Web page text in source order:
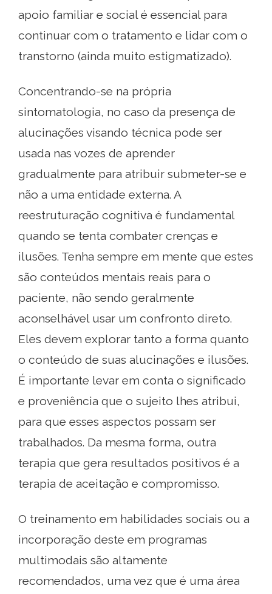
apoio familiar e social é essencial para
continuar com o tratamento e lidar com o
transtorno (ainda muito estigmatizado).
Concentrando-se na própria
sintomatologia, no caso da presença de
alucinações visando técnica pode ser
usada nas vozes de aprender
gradualmente para atribuir submeter-se e
não a uma entidade externa. A
reestruturação cognitiva é fundamental
quando se tenta combater crenças e
ilusões. Tenha sempre em mente que estes
são conteúdos mentais reais para o
paciente, não sendo geralmente
aconselhável usar um confronto direto.
Eles devem explorar tanto a forma quanto
o conteúdo de suas alucinações e ilusões.
É importante levar em conta o significado
e proveniência que o sujeito lhes atribui,
para que esses aspectos possam ser
trabalhados. Da mesma forma, outra
terapia que gera resultados positivos é a
terapia de aceitação e compromisso.
O treinamento em habilidades sociais ou a
incorporação deste em programas
multimodais são altamente
recomendados, uma vez que é uma área